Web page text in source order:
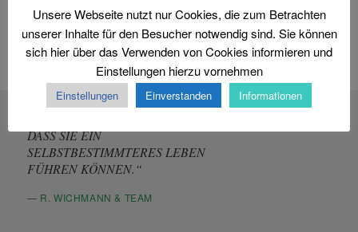
Psychoseseminar
Unsere Webseite nutzt nur Cookies, die zum Betrachten
unserer Inhalte für den Besucher notwendig sind. Sie können
sich hier über das Verwenden von Cookies informieren und
Einstellungen hierzu vornehmen
Einstellungen Einverstanden Informationen
DASS SIE EIN
SELBSTBESTIMMTERES LEBEN
FÜHREN KÖNNEN.“
— R. WICHMANN & TEAM